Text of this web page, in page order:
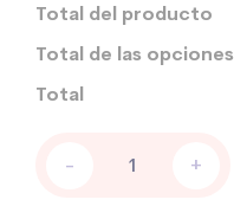
Total del producto
Total de las opciones
Total
PARA
- +